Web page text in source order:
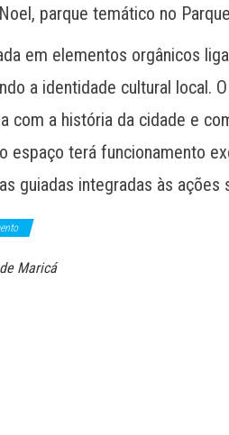
parque temático no
em elementos orgânicos
a identidade cultural local.
com a história da cidade e
espaço terá funcionamento
guiadas integradas às ações
Maricá